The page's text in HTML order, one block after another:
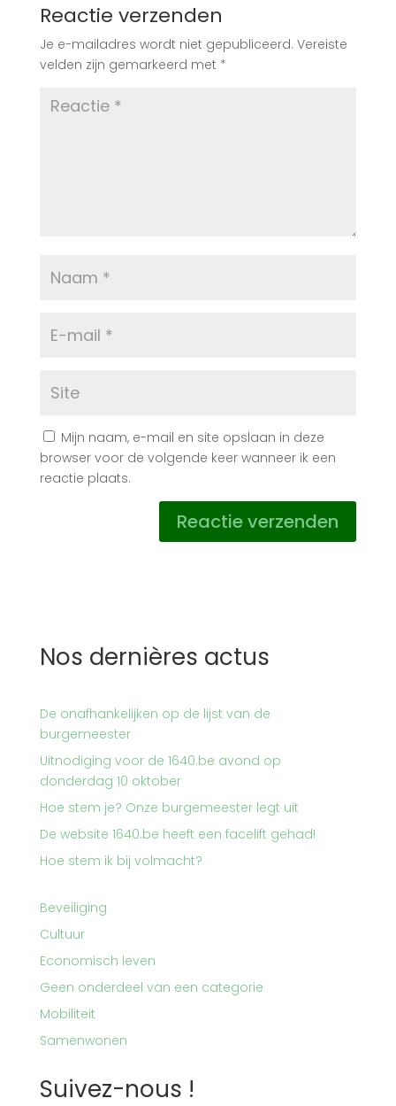
Reactie verzenden
Je e-mailadres wordt niet gepubliceerd. Vereiste
velden zijn gemarkeerd met *
Mijn naam, e-mail en site opslaan in deze
browser voor de volgende keer wanneer ik een
reactie plaats.
Nos dernières actus
De onafhankelijken op de lijst van de
burgemeester
Uitnodiging voor de 1640.be avond op
donderdag 10 oktober
Hoe stem je? Onze burgemeester legt uit
De website 1640.be heeft een facelift gehad!
Hoe stem ik bij volmacht?
Beveiliging
Cultuur
Economisch leven
Geen onderdeel van een categorie
Mobiliteit
Samenwonen
Suivez-nous !